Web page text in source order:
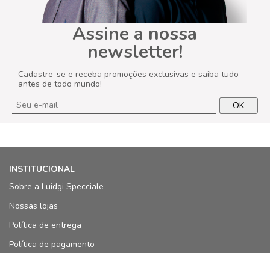
Assine a nossa
newsletter!
Cadastre-se e receba promoções exclusivas e saiba tudo
antes de todo mundo!
OK
INSTITUCIONAL
Sobre a Luidgi Specciale
Nossas lojas
Política de entrega
Política de pagamento